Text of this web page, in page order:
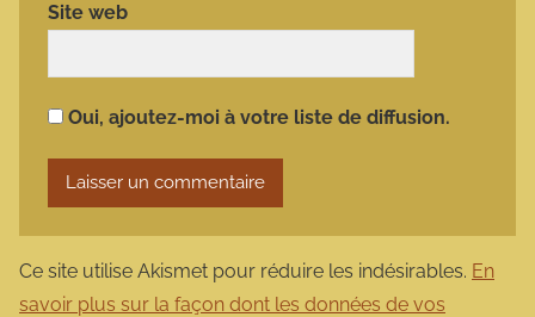
Site web
Oui, ajoutez-moi à votre liste de diffusion.
Ce site utilise Akismet pour réduire les indésirables. En
savoir plus sur la façon dont les données de vos